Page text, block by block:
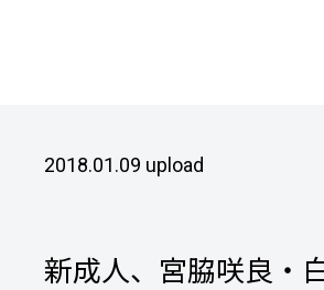
2018.01.09 upload
新成人、宮脇咲良・